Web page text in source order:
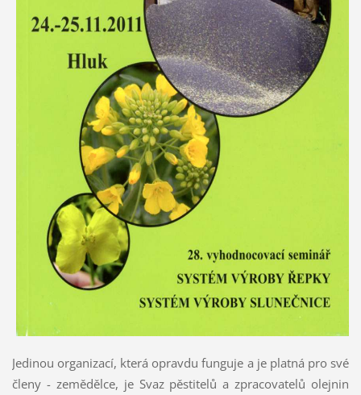
Jedinou organizací, která opravdu funguje a je platná pro své
členy - zemědělce, je Svaz pěstitelů a zpracovatelů olejnin